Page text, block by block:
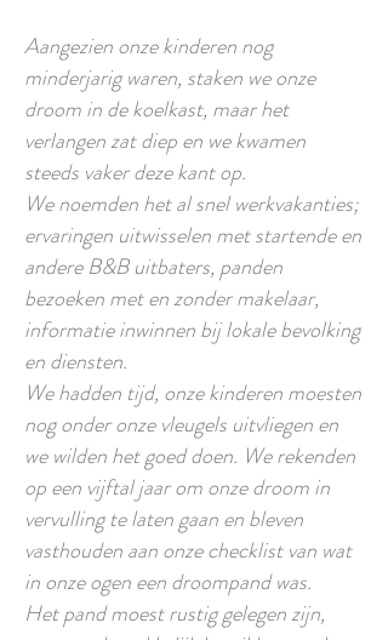
Aangezien onze kinderen nog
minderjarig waren, staken we onze
droom in de koelkast, maar het
verlangen zat diep en we kwamen
steeds vaker deze kant op.
We noemden het al snel werkvakanties;
ervaringen uitwisselen met startende en
andere B&B uitbaters, panden
bezoeken met en zonder makelaar,
informatie inwinnen bij lokale bevolking
en diensten.
We hadden tijd, onze kinderen moesten
nog onder onze vleugels uitvliegen en
we wilden het goed doen. We rekenden
op een vijftal jaar om onze droom in
vervulling te laten gaan en bleven
vasthouden aan onze checklist van wat
in onze ogen een droompand was.
Het pand moest rustig gelegen zijn,